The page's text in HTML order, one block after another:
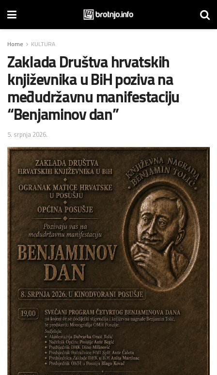
Home KULTURA
Zaklada Društva hrvatskih
književnika u BiH poziva na
međudržavnu manifestaciju
“Benjaminov dan”
5. srpnja 2026.